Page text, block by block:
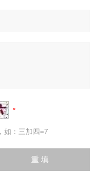
如：三加四=7